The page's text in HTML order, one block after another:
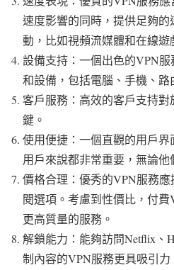
速度影響的同時，提供足夠
動，比如視頻流媒體和在線遊
設備支持：一個出色的VPN
和設備，包括電腦、手機、路
客戶服務：高效的客戶支持
鍵。
使用便捷：一個直觀的用戶
用戶來說都非常重要，無論他
價格合理：優秀的VPN服務
閱選項。考慮到性價比，付
更高質量的服務。
解鎖能力：能夠訪問Netflix、
制內容的VPN服務更具吸引力